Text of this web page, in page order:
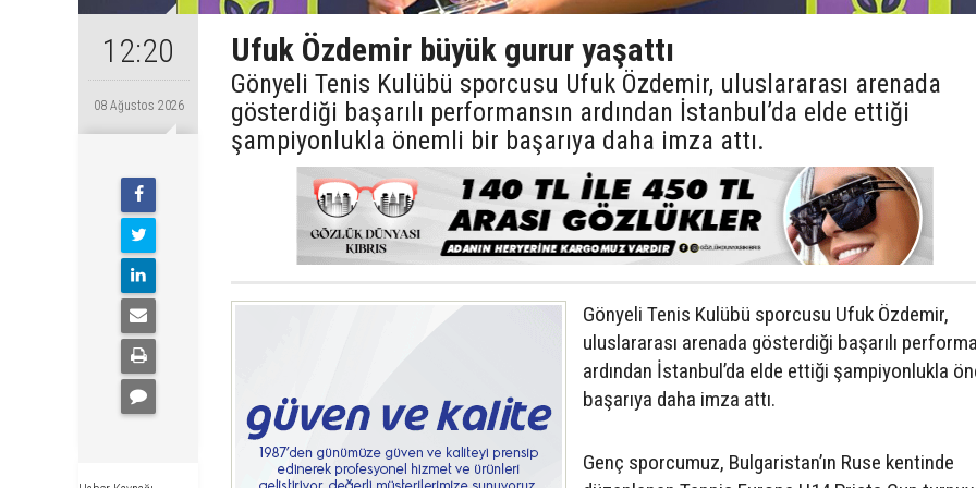
12:20
08 Ağustos 2026
Ufuk Özdemir büyük gurur yaşattı
Gönyeli Tenis Kulübü sporcusu Ufuk Özdemir, uluslararası arenada
gösterdiği başarılı performansın ardından İstanbul’da elde ettiği
şampiyonlukla önemli bir başarıya daha imza attı.
Gönyeli Tenis Kulübü sporcusu Ufuk Özdemir,
uluslararası arenada gösterdiği başarılı
ardından İstanbul’da elde ettiği şampiyonlukla
başarıya daha imza attı.
Genç sporcumuz, Bulgaristan’ın Ruse kentinde